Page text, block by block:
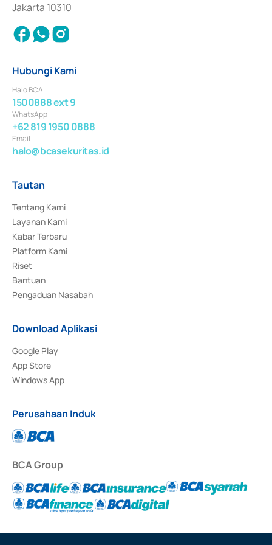
Jakarta 10310
Hubungi Kami
Halo BCA
1500888 ext 9
WhatsApp
+62 819 1950 0888
Email
halo@bcasekuritas.id
Tautan
Tentang Kami
Layanan Kami
Kabar Terbaru
Platform Kami
Riset
Bantuan
Pengaduan Nasabah
Download Aplikasi
Google Play
App Store
Windows App
Perusahaan Induk
BCA Group